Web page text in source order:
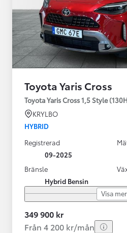
Toyota Yaris Cross
Toyota Yaris Cross 1,5 Style
KRYLBO
HYBRID
Registrerad
09-2025
Bränsle
Hybrid Bensin
Visa mer
349 900 kr
Från 4 200 kr/mån